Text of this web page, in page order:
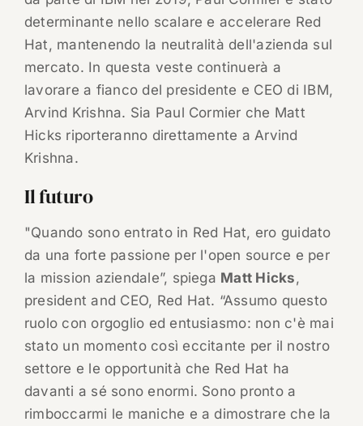
determinante nello scalare e accelerare Red
Hat, mantenendo la neutralità dell'azienda sul
mercato. In questa veste continuerà a
lavorare a fianco del presidente e CEO di IBM,
Arvind Krishna. Sia Paul Cormier che Matt
Hicks riporteranno direttamente a Arvind
Krishna.
Il futuro
"Quando sono entrato in Red Hat, ero guidato
da una forte passione per l'open source e per
la mission aziendale”, spiega Matt Hicks,
president and CEO, Red Hat. “Assumo questo
ruolo con orgoglio ed entusiasmo: non c'è mai
stato un momento così eccitante per il nostro
settore e le opportunità che Red Hat ha
davanti a sé sono enormi. Sono pronto a
rimboccarmi le maniche e a dimostrare che la